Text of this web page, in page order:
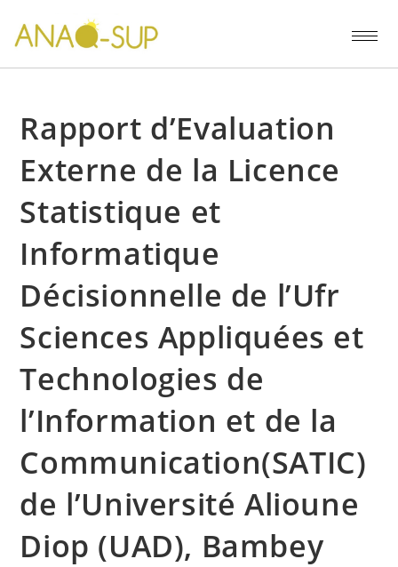
Rapport d’Evaluation
Externe de la Licence
Statistique et
Informatique
Décisionnelle de l’Ufr
Sciences Appliquées et
Technologies de
l’Information et de la
Communication(SATIC)
de l’Université Alioune
Diop (UAD), Bambey